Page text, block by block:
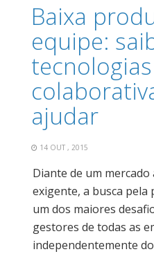
Baixa
equipe:
tecnologias
ajudar
14 OUT , 2015
Diante de um
exigente, a busca
um dos maiores
gestores de todas as
independentemente